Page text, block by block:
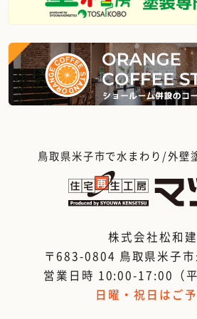
鳥取県米子市で水まわり/外壁
株式会社松和
〒683-0804 鳥取県米子
営業日時 10:00-17:00（平
日曜・祝日はご